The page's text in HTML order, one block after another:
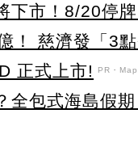
下市！8/20停
！ 慈濟發「3
正式上市!
PR・
全包式海島假